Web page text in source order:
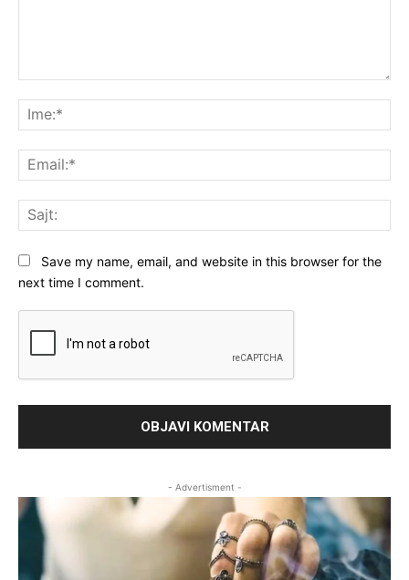
Save my name, email, and website in this browser for the
next time I comment.
- Advertisment -